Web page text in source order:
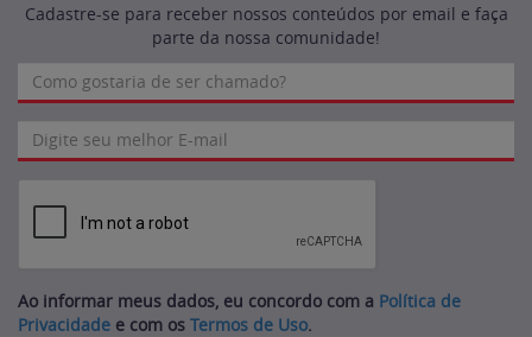
Cadastre-se para receber nossos conteúdos por email e faça
parte da nossa comunidade!
Ao informar meus dados, eu concordo com a Política de
Privacidade e com os Termos de Uso.